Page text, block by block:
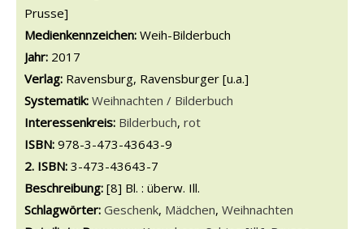
Prusse]
Medienkennzeichen: Weih-Bilderbuch
Jahr: 2017
Verlag: Ravensburg, Ravensburger [u.a.]
opens in new tab
Diesen Link in neuem Tab öffnen
Systematik: Suche nach dieser Systematik
Weihnachten / Bilderbuch
Interessenkreis: Suche nach diesem Interessenskreis
Bilderbuch, rot
ISBN: 978-3-473-43643-9
2. ISBN: 3-473-43643-7
Beschreibung: [8] Bl. : überw. Ill.
Schlagwörter: Geschenk, Mädchen, Weihnachten